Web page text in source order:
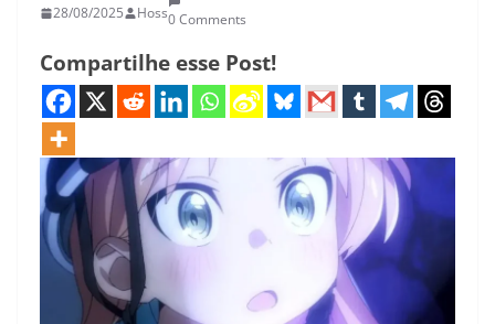
28/08/2025 Hoss0 Comments
Compartilhe esse Post!